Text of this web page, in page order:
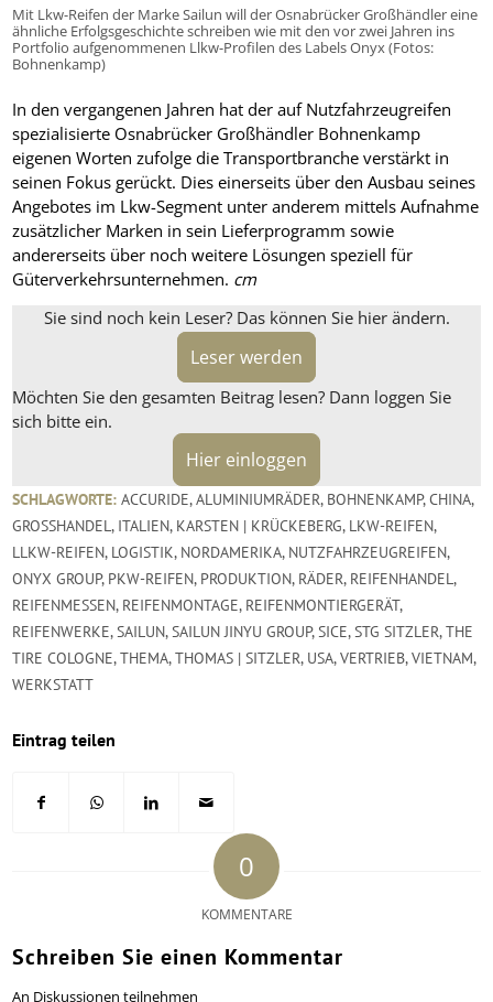
Mit Lkw-Reifen der Marke Sailun will der Osnabrücker Großhändler eine
ähnliche Erfolgsgeschichte schreiben wie mit den vor zwei Jahren ins
Portfolio aufgenommenen Llkw-Profilen des Labels Onyx (Fotos:
Bohnenkamp)
In den vergangenen Jahren hat der auf Nutzfahrzeugreifen
spezialisierte Osnabrücker Großhändler Bohnenkamp
eigenen Worten zufolge die Transportbranche verstärkt in
seinen Fokus gerückt. Dies einerseits über den Ausbau seines
Angebotes im Lkw-Segment unter anderem mittels Aufnahme
zusätzlicher Marken in sein Lieferprogramm sowie
andererseits über noch weitere Lösungen speziell für
Güterverkehrsunternehmen. cm
Sie sind noch kein Leser? Das können Sie hier ändern.
Leser werden
Möchten Sie den gesamten Beitrag lesen? Dann loggen Sie
sich bitte ein.
Hier einloggen
SCHLAGWORTE: ACCURIDE,ALUMINIUMRÄDER, BOHNENKAMP,CHINA,
GROSSHANDEL , ITALIEN, KARSTEN | KRÜCKEBERG, LKW-REIFEN,
LLKW-REIFEN, LOGISTIK, NORDAMERIKA, NUTZFAHRZEUGREIFEN,
ONYX GROUP, PKW-REIFEN, PRODUKTION, RÄDER, REIFENHANDEL,
REIFENMESSEN, REIFENMONTAGE, REIFENMONTIERGERÄT,
REIFENWERKE,SAILUN,SAILUN JINYU GROUP,SICE,STG SITZLER,THE
TIRE COLOGNE,THEMA,THOMAS | SITZLER, USA,VERTRIEB,VIETNAM,
WERKSTATT
Eintrag teilen
0
KOMMENTARE
Schreiben Sie einen Kommentar
An Diskussionen teilnehmen